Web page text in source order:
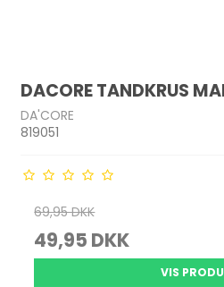
DACORE TANDKRUS
DA'CORE
819051
69,95 DKK
49,95 DKK
VIS